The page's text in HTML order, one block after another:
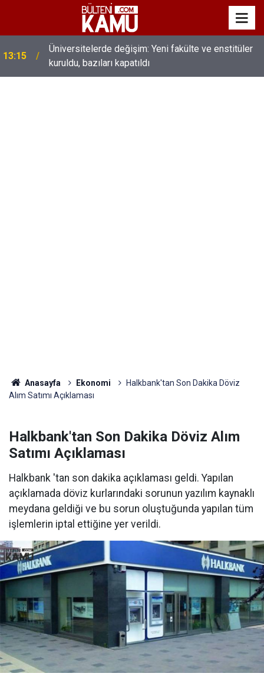
13:00
MEB’de üst düzey değişim: Genel müdürler değişti,
yeni isimler atandı
Anasayfa Ekonomi
Halkbank'tan Son Dakika Döviz
Alım Satımı Açıklaması
Halkbank'tan Son Dakika Döviz Alım
Satımı Açıklaması
Halkbank 'tan son dakika açıklaması geldi. Yapılan
açıklamada döviz kurlarındaki sorunun yazılım kaynaklı
meydana geldiği ve bu sorun oluştuğunda yapılan tüm
işlemlerin iptal ettiğine yer verildi.